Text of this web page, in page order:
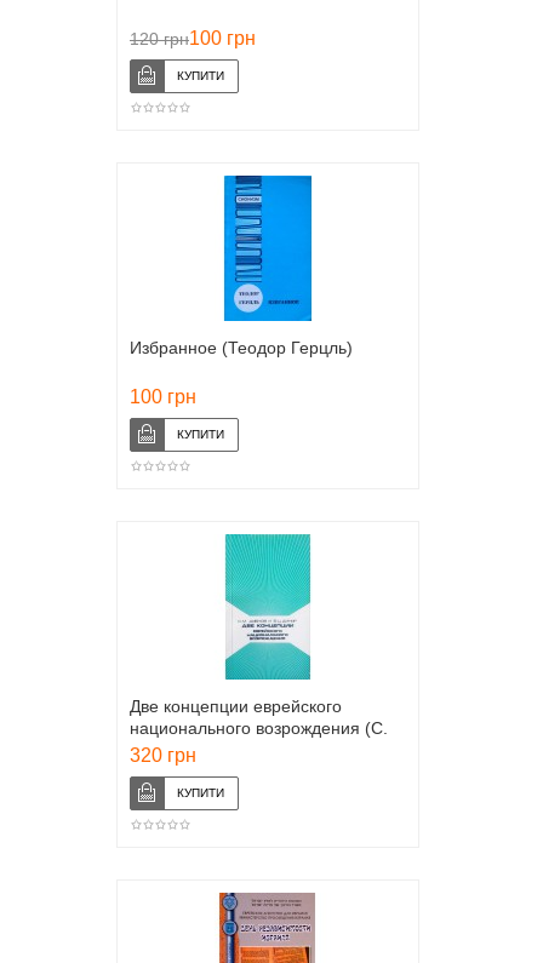
120 грн100 грн
Избранное (Теодор Герцль)
100 грн
Две концепции еврейского
национального возрождения (С.
М. Дубнов и Б.-Ц. Динур)
320 грн